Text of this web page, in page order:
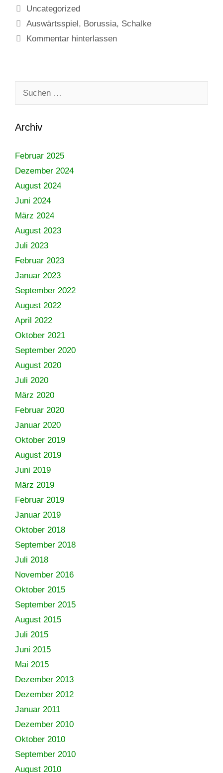
Kategorien
Uncategorized
Schlagwörter
Auswärtsspiel, Borussia, Schalke
Kommentar hinterlassen
Archiv
Februar 2025
Dezember 2024
August 2024
Juni 2024
März 2024
August 2023
Juli 2023
Februar 2023
Januar 2023
September 2022
August 2022
April 2022
Oktober 2021
September 2020
August 2020
Juli 2020
März 2020
Februar 2020
Januar 2020
Oktober 2019
August 2019
Juni 2019
März 2019
Februar 2019
Januar 2019
Oktober 2018
September 2018
Juli 2018
November 2016
Oktober 2015
September 2015
August 2015
Juli 2015
Juni 2015
Mai 2015
Dezember 2013
Dezember 2012
Januar 2011
Dezember 2010
Oktober 2010
September 2010
August 2010